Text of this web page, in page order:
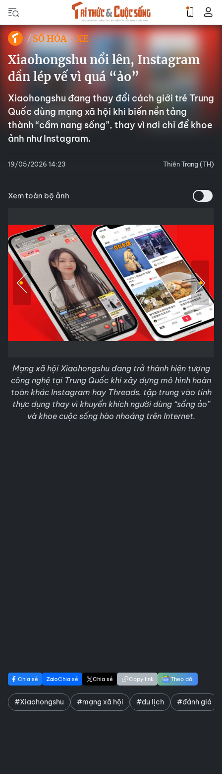
SỐ HÓA - XE
Xiaohongshu nổi lên, Instagram
dần lép vế vì quá “ảo”
Xiaohongshu đang thay đổi cách giới trẻ Trung
Quốc dùng mạng xã hội khi biến nền tảng
thành “cẩm nang sống”, thay vì nơi chỉ để khoe
ảnh như Instagram.
19/05/2026 14:23 Thiên Trang (TH)
Xem toàn bộ ảnh
Mạng xã hội Xiaohongshu đang trở thành hiện tượng
công nghệ tại Trung Quốc khi xây dựng mô hình hoàn
toàn khác Instagram hay Threads, tập trung vào tính
thực dụng thay vì khuyến khích người dùng “sống ảo”
và khoe cuộc sống hào nhoáng trên Internet.
Chia sẻ Chia sẻ Chia sẻ Copy link Theo dõi
#Xiaohongshu #mạng xã hội #du lịch #đánh giá